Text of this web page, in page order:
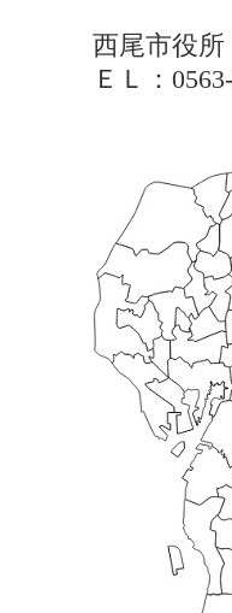
西尾市役
ＥＬ：